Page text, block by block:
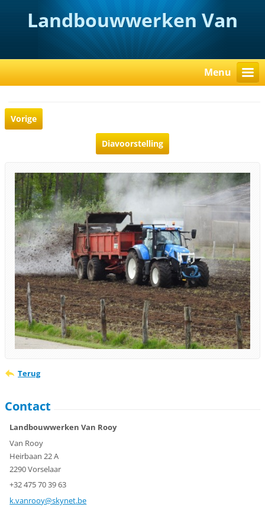
Landbouwwerken Van
Rooy
Menu
Vorige
Diavoorstelling
Terug
Contact
Landbouwwerken Van Rooy
Van Rooy
Heirbaan 22 A
2290 Vorselaar
+32 475 70 39 63
k.vanrooy@skynet.be